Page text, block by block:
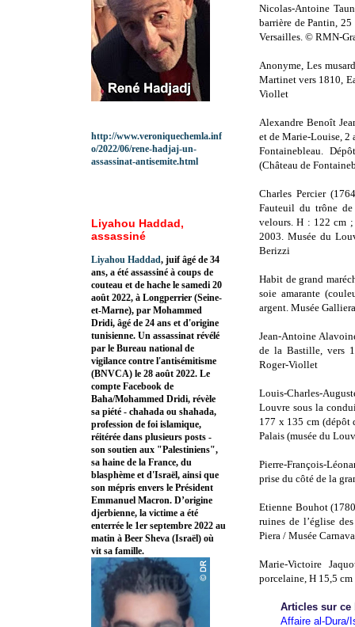
Nicolas-Antoine
barrière de Pantin,
Versailles. © RMN-
Anonyme, Les
Martinet vers 1810,
Viollet
Alexandre Benoît
et de Marie-Louise, 2
Fontainebleau.
(Château de
Charles Percier
Fauteuil du trône
velours. H : 122 cm
2003. Musée du
Berizzi
Habit de grand
soie amarante
argent. Musée
Jean-Antoine
de la Bastille, vers
Roger-Viollet
Louis-Charles-
Louvre sous la
177 x 135 cm (dépôt
Palais (musée du
Pierre-François-
prise du côté de la
Etienne Bouhot
ruines de l’église
Piera / Musée
Marie-Victoire
porcelaine, H 15,5
Articles sur ce
Affaire al-Dura/
http://www.veroniquechemla.inf
o/2022/06/rene-hadjaj-un-
assassinat-antisemite.html
Liyahou Haddad,
assassiné
Liyahou Haddad, juif âgé de 34
ans, a été assassiné à coups de
couteau et de hache le samedi 20
août 2022, à Longperrier (Seine-
et-Marne), par Mohammed
Dridi, âgé de 24 ans et d'origine
tunisienne. Un assassinat révélé
par le Bureau national de
vigilance contre l'antisémitisme
(BNVCA) le 28 août 2022. Le
compte Facebook de
Baha/Mohammed Dridi, révèle
sa piété - chahada ou shahada,
profession de foi islamique,
réitérée dans plusieurs posts -
son soutien aux "Palestiniens",
sa haine de la France, du
blasphème et d'Israël, ainsi que
son mépris envers le Président
Emmanuel Macron. D’origine
djerbienne, la victime a été
enterrée le 1er septembre 2022 au
matin à Beer Sheva (Israël) où
vit sa famille.